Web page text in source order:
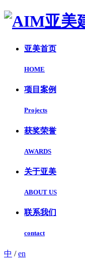
亚美首页
HOME
项目案例
Projects
获奖荣誉
AWARDS
关于亚美
ABOUT US
联系我们
contact
中 /en